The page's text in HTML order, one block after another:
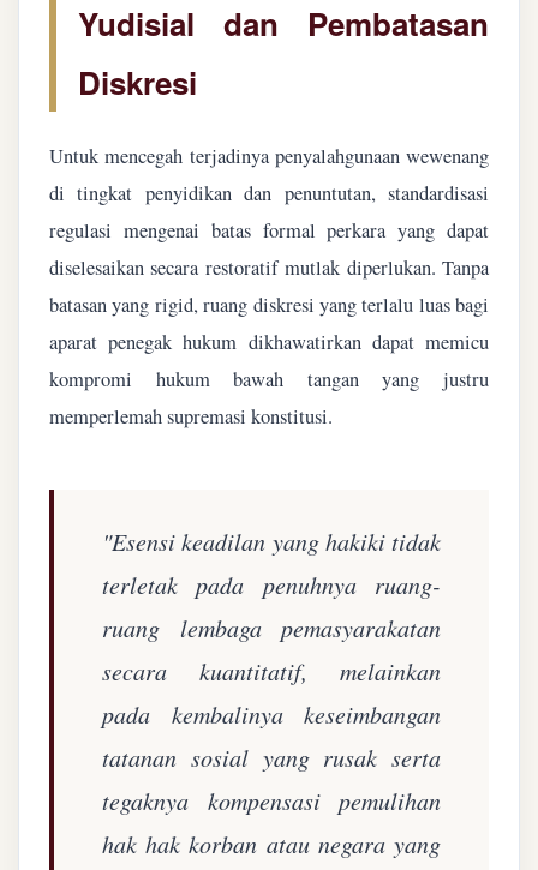
Yudisial dan Pembatasan
Diskresi
Untuk mencegah terjadinya penyalahgunaan wewenang
di tingkat penyidikan dan penuntutan, standardisasi
regulasi mengenai batas formal perkara yang dapat
diselesaikan secara restoratif mutlak diperlukan. Tanpa
batasan yang rigid, ruang diskresi yang terlalu luas bagi
aparat penegak hukum dikhawatirkan dapat memicu
kompromi hukum bawah tangan yang justru
memperlemah supremasi konstitusi.
"Esensi keadilan yang hakiki tidak
terletak pada penuhnya ruang-
ruang lembaga pemasyarakatan
secara kuantitatif, melainkan
pada kembalinya keseimbangan
tatanan sosial yang rusak serta
tegaknya kompensasi pemulihan
hak hak korban atau negara yang